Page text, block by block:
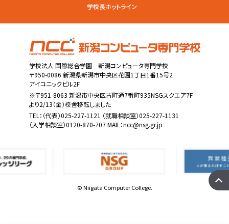
学校長ホットライン
学校法人 国際総合学園 新潟コンピュータ専門学校
〒950-0086 新潟県新潟市中央区花園1丁目1番15号2
アイコニックビル2F
※〒951-8063 新潟市中央区古町通7番町935NSGスクエア7F
より2/13（金）校舎移転しました
TEL： （代表）025-227-1121 （就職相談室）025-227-1131
（入学相談室）0120-870-707 MAIL：ncc@nsg.gr.jp
© Niigata Computer College.